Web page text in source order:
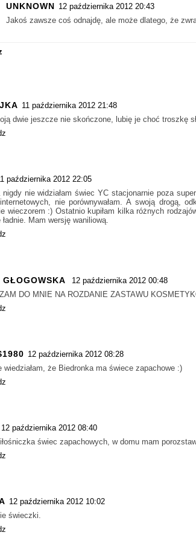
UNKNOWN 12 października 2012 20:43
Jakoś zawsze coś odnajdę, ale może dlatego, że
11 października 2012 21:48
dwie jeszcze nie skończone, lubię je choć troszkę
października 2012 22:05
nie widziałam świec YC stacjonarnie poza
nie porównywałam. A swoją drogą,
wieczorem :) Ostatnio kupiłam kilka różnych
ładnie. Mam wersję waniliową.
GŁOGOWSKA
12 października 2012 00:48
DO MNIE NA ROZDANIE ZASTAWU
12 października 2012 08:28
wiedziałam, że Biedronka ma świece zapachowe :)
12 października 2012 08:40
świec zapachowych, w domu mam
12 października 2012 10:02
świeczki.